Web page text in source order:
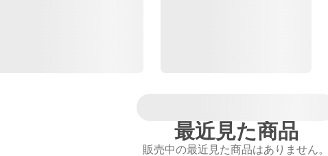
最近見た商品
販売中の最近見た商品はありません。